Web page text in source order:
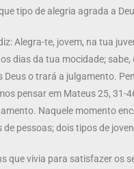
tipo de alegria agrada a
Alegra-te, jovem, na tua
dias da tua mocidade; sabe,
Deus o trará a julgamento.
pensar em Mateus 25, 31-
Naquele momento
pessoas; dois tipos de
que vivia para satisfazer os